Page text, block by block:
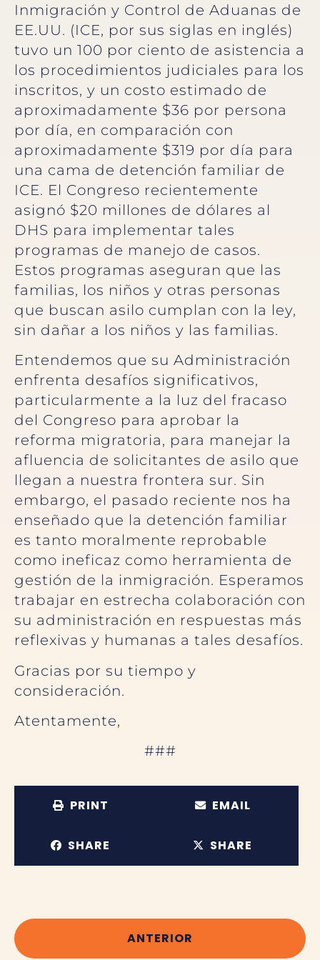
Inmigración y Control de Aduanas de
EE.UU. (ICE, por sus siglas en inglés)
tuvo un 100 por ciento de asistencia a
los procedimientos judiciales para los
inscritos, y un costo estimado de
aproximadamente $36 por persona
por día, en comparación con
aproximadamente $319 por día para
una cama de detención familiar de
ICE. El Congreso recientemente
asignó $20 millones de dólares al
DHS para implementar tales
programas de manejo de casos.
Estos programas aseguran que las
familias, los niños y otras personas
que buscan asilo cumplan con la ley,
sin dañar a los niños y las familias.
Entendemos que su Administración
enfrenta desafíos significativos,
particularmente a la luz del fracaso
del Congreso para aprobar la
reforma migratoria, para manejar la
afluencia de solicitantes de asilo que
llegan a nuestra frontera sur. Sin
embargo, el pasado reciente nos ha
enseñado que la detención familiar
es tanto moralmente reprobable
como ineficaz como herramienta de
gestión de la inmigración. Esperamos
trabajar en estrecha colaboración con
su administración en respuestas más
reflexivas y humanas a tales desafíos.
Gracias por su tiempo y
consideración.
Atentamente,
###
PRINT EMAIL
SHARE SHARE
ANTERIOR